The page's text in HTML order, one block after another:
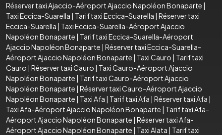
Réserver taxi Ajaccio-Aéroport Ajaccio Napoléon Bonaparte |
Taxi Eccica-Suarella | Tarif taxi Eccica-Suarella | Réserver taxi
Eccica-Suarella | Taxi Eccica-Suarella-Aéroport Ajaccio
Napoléon Bonaparte | Tarif taxi Eccica-Suarella-Aéroport
Ajaccio Napoléon Bonaparte | Réserver taxi Eccica-Suarella-
Aéroport Ajaccio Napoléon Bonaparte | Taxi Cauro | Tarif taxi
Cauro | Réserver taxi Cauro | Taxi Cauro-Aéroport Ajaccio
Napoléon Bonaparte | Tarif taxi Cauro-Aéroport Ajaccio
Napoléon Bonaparte | Réserver taxi Cauro-Aéroport Ajaccio
Napoléon Bonaparte | Taxi Afa | Tarif taxi Afa | Réserver taxi Afa |
Taxi Afa-Aéroport Ajaccio Napoléon Bonaparte | Tarif taxi Afa-
Aéroport Ajaccio Napoléon Bonaparte | Réserver taxi Afa-
Aéroport Ajaccio Napoléon Bonaparte | Taxi Alata | Tarif taxi